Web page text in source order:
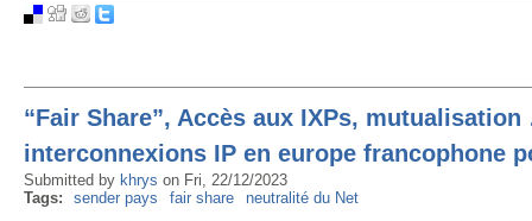
“Fair Share”, Accès aux IXPs,
interconnexions IP en europe francophone
Submitted by khrys on Fri, 22/12/2023
Tags:
sender pays fair share
neutralité du Net